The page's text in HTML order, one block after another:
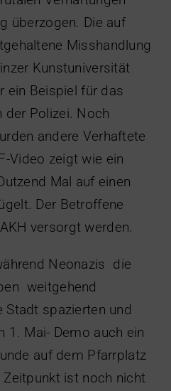
überzogen. Die auf
Misshandlung
Kunstuniversität
ein Beispiel für das
der Polizei. Noch
andere Verhaftete
Video zeigt wie ein
Mal auf einen
Der Betroffene
versorgt werden.
Neonazis  die
 weitgehend
Stadt spazierten und
1. Mai- Demo auch ein
auf dem Pfarrplatz
ist noch nicht